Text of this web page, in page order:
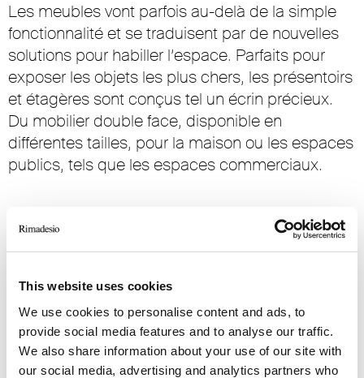
This website uses cookies
We use cookies to personalise content and ads, to
provide social media features and to analyse our traffic.
We also share information about your use of our site with
our social media, advertising and analytics partners who
Les meubles vont parfois au-delà de la simple
fonctionnalité et se traduisent par de nouvelles
solutions pour habiller l’espace. Parfaits pour
exposer les objets les plus chers, les présentoirs
et étagères sont conçus tel un écrin précieux.
Du mobilier double face, disponible en
différentes tailles, pour la maison ou les espaces
publics, tels que les espaces commerciaux.